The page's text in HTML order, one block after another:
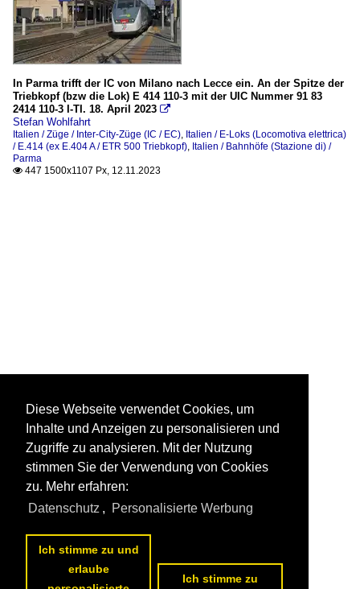
In Parma trifft der IC von Milano nach Lecce ein. An der Spitze der
Triebkopf (bzw die Lok) E 414 110-3 mit der UIC Nummer 91 83
2414 110-3 I-TI. 18. April 2023 
Stefan Wohlfahrt
Italien / Züge / Inter-City-Züge (IC / EC), Italien / E-Loks (Locomotiva elettrica)
/ E.414 (ex E.404 A / ETR 500 Triebkopf), Italien / Bahnhöfe (Stazione di) /
Parma
 447 1500x1107 Px, 12.11.2023
Diese Webseite verwendet Cookies, um
Inhalte und Anzeigen zu personalisieren und
Zugriffe zu analysieren. Mit der Nutzung
stimmen Sie der Verwendung von Cookies
zu. Mehr erfahren:
Datenschutz , Personalisierte Werbung
Ich stimme zu und
erlaube
Ich stimme zu